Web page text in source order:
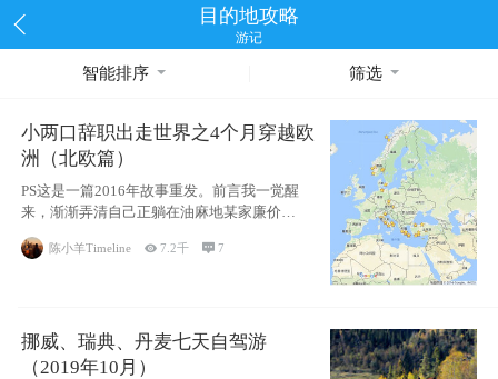
目的地攻略
游记
智能排序 筛选
小两口辞职出走世界之4个月穿越欧
洲（北欧篇）
PS这是一篇2016年故事重发。前言我一觉醒
来，渐渐弄清自己正躺在油麻地某家廉价宾
馆
陈小羊Timeline 7.2千 7
挪威、瑞典、丹麦七天自驾游
（2019年10月）